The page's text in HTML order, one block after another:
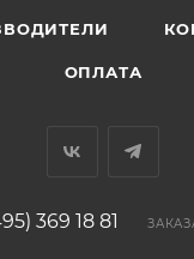
ОПЛАТА
369 18 81